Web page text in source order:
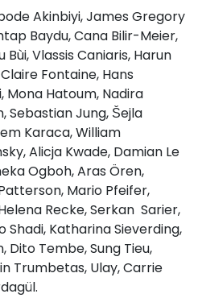
Akinbiyi, James Gregory
Baydu, Cana Bilir-Meier,
Vlassis Caniaris, Harun
Fontaine, Hans
Mona Hatoum, Nadira
Sebastian Jung, Šejla
Karaca, William
Alicja Kwade, Damian Le
Ogboh, Aras Ören,
Mario Pfeifer,
Recke, Serkan Sarier,
Shadi, Katharina Sieverding,
Dito Tembe, Sung Tieu,
Trumbetas, Ulay, Carrie